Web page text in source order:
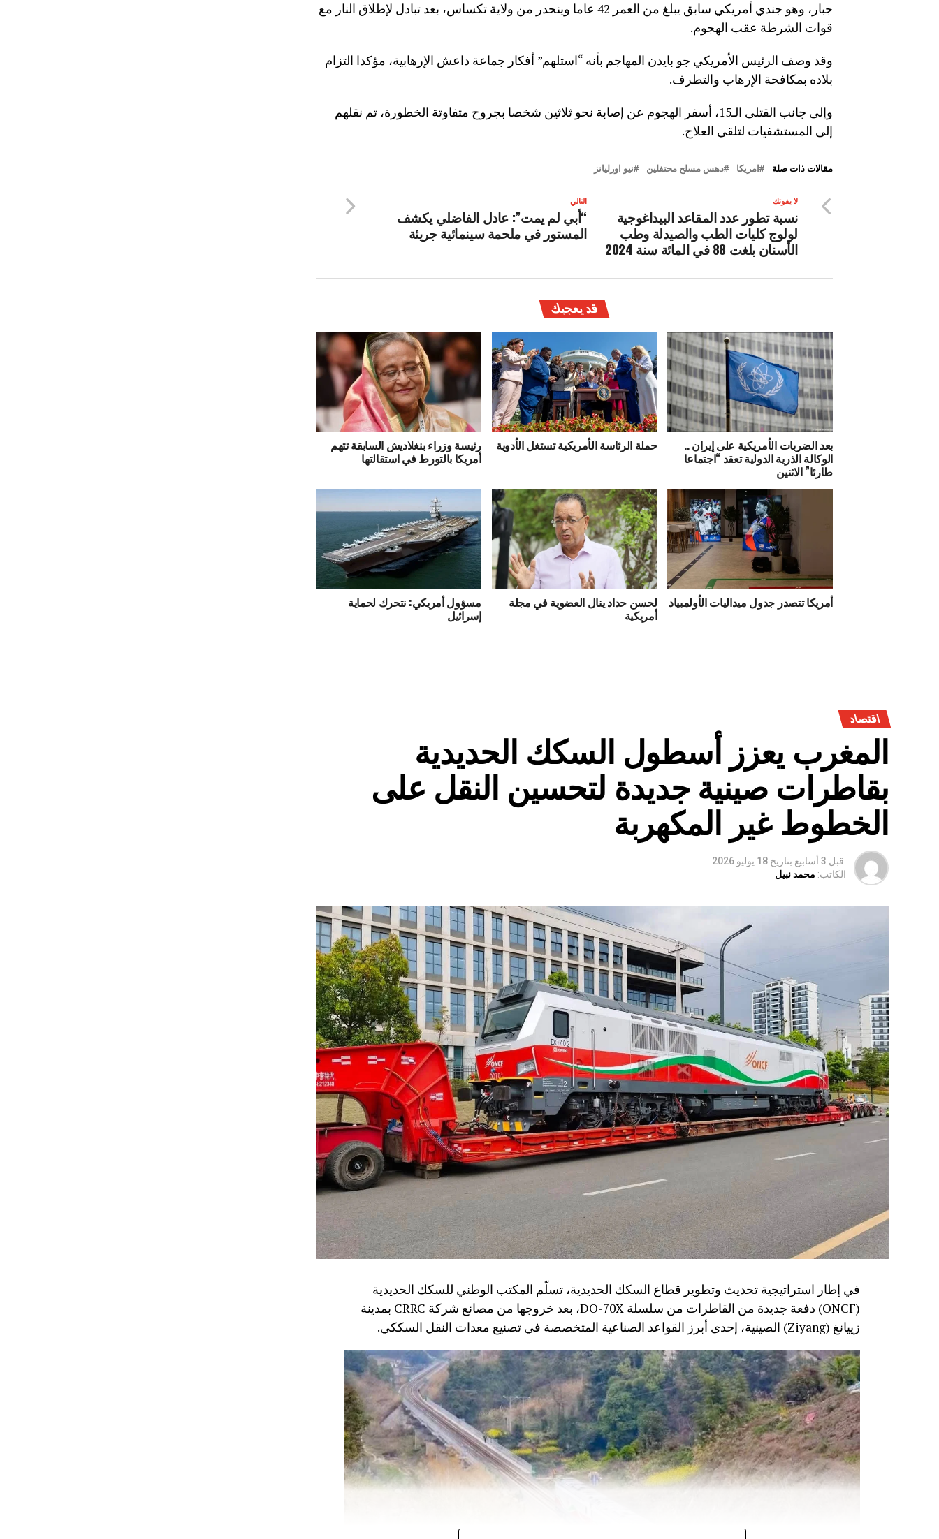
جبار، وهو جندي أمريكي سابق يبلغ من العمر 42 عاما وينحدر من ولاية تكساس، بعد تبادل لإطلاق النار مع
قوات الشرطة عقب الهجوم.
وقد وصف الرئيس الأمريكي جو بايدن المهاجم بأنه “استلهم” أفكار جماعة داعش الإرهابية، مؤكدا التزام
بلاده بمكافحة الإرهاب والتطرف.
وإلى جانب القتلى الـ15، أسفر الهجوم عن إصابة نحو ثلاثين شخصا بجروح متفاوتة الخطورة، تم نقلهم
إلى المستشفيات لتلقي العلاج.
مقالات ذات صلة امريكا دهس مسلح محتفلين نيو اورليانز
التالي
“أبي لم يمت”: عادل الفاضلي يكشف
المستور في ملحمة سينمائية جريئة
لا يفوتك
نسبة تطور عدد المقاعد البيداغوجية
لولوج كليات الطب والصيدلة وطب
الأسنان بلغت 88 في المائة سنة 2024
قد يعجبك
بعد الضربات الأمريكية على إيران ..
الوكالة الذرية الدولية تعقد “اجتماعا
طارئا” الاثنين
حملة الرئاسة الأمريكية تستغل الأدوية رئيسة وزراء بنغلاديش السابقة تتهم
أمريكا بالتورط في استقالتها
أمريكا تتصدر جدول ميداليات الأولمبياد لحسن حداد ينال العضوية في مجلة
أمريكية‎
مسؤول أمريكي: نتحرك لحماية
إسرائيل
اقتصاد
المغرب يعزز أسطول السكك الحديدية
بقاطرات صينية جديدة لتحسين النقل على
الخطوط غير المكهربة
قبل 3 أسابيع بتاريخ 18 يوليو 2026
الكاتب: محمد نبيل
في إطار استراتيجية تحديث وتطوير قطاع السكك الحديدية، تسلّم المكتب الوطني للسكك الحديدية
(ONCF) دفعة جديدة من القاطرات من سلسلة DO-70X، بعد خروجها من مصانع شركة CRRC بمدينة
زييانغ (Ziyang) الصينية، إحدى أبرز القواعد الصناعية المتخصصة في تصنيع معدات النقل السككي.